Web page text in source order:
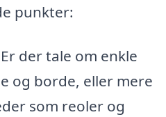
punkter:
der tale om enkle
og borde, eller mere
som reoler og